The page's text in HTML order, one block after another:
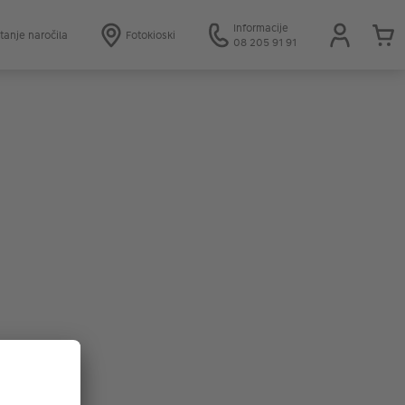
naročila Fotokioski
Informacije
08 205 91 91